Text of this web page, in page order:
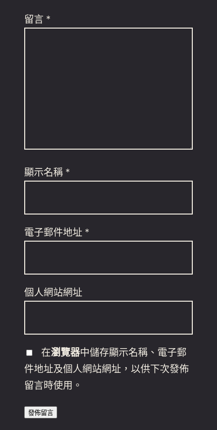
留言 *
顯示名稱 *
電子郵件地址 *
個人網站網址
在瀏覽器中儲存顯示名稱、電子郵
件地址及個人網站網址，以供下次發佈
留言時使用。